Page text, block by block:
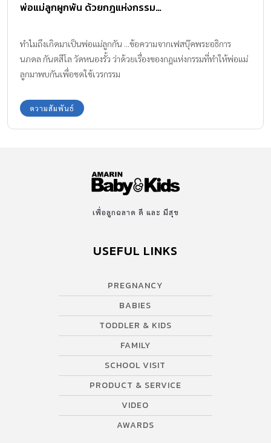
พ่อแม่ลูกผูกพัน ด้วยกฎแห่งกรรม…
ทําไมถึงเกิดมาเป็นพ่อแม่ลูกกัน ...ข้อความจากเฟสบุ๊คพระอธิการ
นภดล กันตสีโล วัดหนองรั้ว ว่าด้วยเรื่องของกฎแห่งกรรมที่ทำให้พ่อแม่
ลูกมาพบกันเพื่อชดใช้เวรกรรม
ความสัมพันธ์
เพื่อลูกฉลาด ดี และ มีสุข
USEFUL LINKS
PREGNANCY
BABIES
TODDLER & KIDS
FAMILY
SCHOOL VISIT
PRODUCT & SERVICE
VIDEO
AWARDS